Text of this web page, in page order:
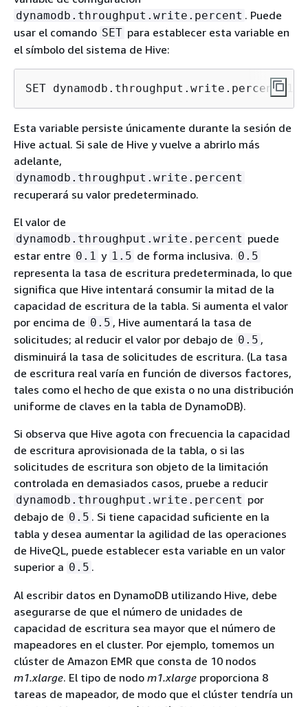
dynamodb.throughput.write.percent . Puede
usar el comando SET para establecer esta variable en
el símbolo del sistema de Hive:
SET
Esta variable persiste únicamente durante la sesión de
Hive actual. Si sale de Hive y vuelve a abrirlo más
adelante,
dynamodb.throughput.write.percent
recuperará su valor predeterminado.
El valor de
dynamodb.throughput.write.percent puede
estar entre 0.1 y 1.5 de forma inclusiva. 0.5
representa la tasa de escritura predeterminada, lo que
significa que Hive intentará consumir la mitad de la
capacidad de escritura de la tabla. Si aumenta el valor
por encima de 0.5 , Hive aumentará la tasa de
solicitudes; al reducir el valor por debajo de 0.5 ,
disminuirá la tasa de solicitudes de escritura. (La tasa
de escritura real varía en función de diversos factores,
tales como el hecho de que exista o no una distribución
uniforme de claves en la tabla de DynamoDB).
Si observa que Hive agota con frecuencia la capacidad
de escritura aprovisionada de la tabla, o si las
solicitudes de escritura son objeto de la limitación
controlada en demasiados casos, pruebe a reducir
dynamodb.throughput.write.percent por
debajo de 0.5 . Si tiene capacidad suficiente en la
tabla y desea aumentar la agilidad de las operaciones
de HiveQL, puede establecer esta variable en un valor
superior a 0.5 .
Al escribir datos en DynamoDB utilizando Hive, debe
asegurarse de que el número de unidades de
capacidad de escritura sea mayor que el número de
mapeadores en el cluster. Por ejemplo, tomemos un
clúster de Amazon EMR que consta de 10 nodos
m1.xlarge. El tipo de nodo m1.xlarge proporciona 8
tareas de mapeador, de modo que el clúster tendría un